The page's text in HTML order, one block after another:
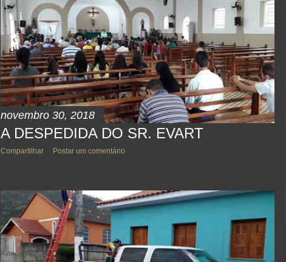
novembro 30, 2018
A DESPEDIDA DO SR. EVART
Compartilhar Postar um comentário